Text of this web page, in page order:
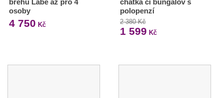
osoby
4 750 Kč
polopenzí
2 380 Kč
1 599 Kč